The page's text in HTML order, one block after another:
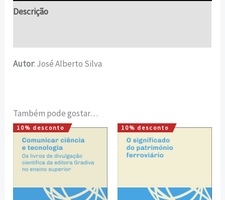
Descrição
Autor: José Alberto Silva
Também pode gostar…
10% desconto
O
preço
original
era:
18,00 €.
O
preço
atual
é:
16,20 €.
10% desconto
O
preço
original
era:
O
preço
atual